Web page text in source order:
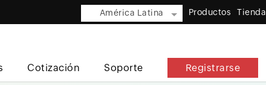
América Latina Productos Tienda
Cotización Soporte Registrarse